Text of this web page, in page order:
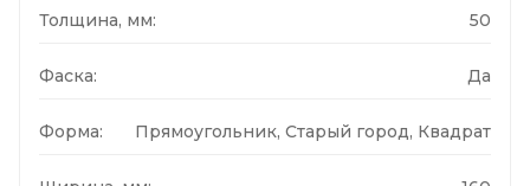
Толщина, мм: 50
Фаска: Да
Форма: Прямоугольник, Старый город, Квадрат